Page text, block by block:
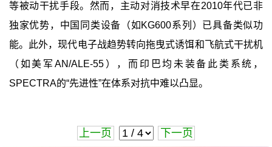
等被动干扰手段。然而，主动对消技术早在2010年代已非
独家优势，中国同类设备（如KG600系列）已具备类似功
能。此外，现代电子战趋势转向拖曳式诱饵和飞航式干扰机
（如美军AN/ALE-55），而印巴均未装备此类系统，
SPECTRA的“先进性”在体系对抗中难以凸显。
上一页 下一页